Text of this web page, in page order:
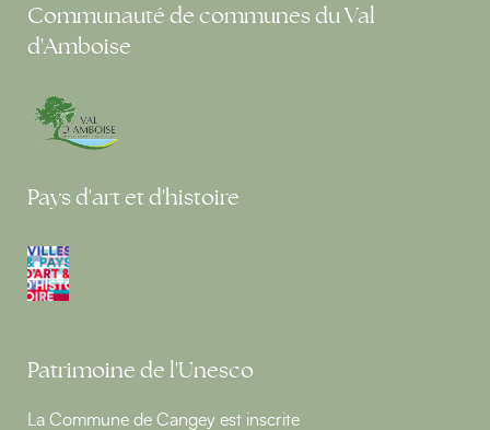
Communauté de communes du Val
d'Amboise
Pays d'art et d'histoire
Patrimoine de l'Unesco
La Commune de Cangey est inscrite